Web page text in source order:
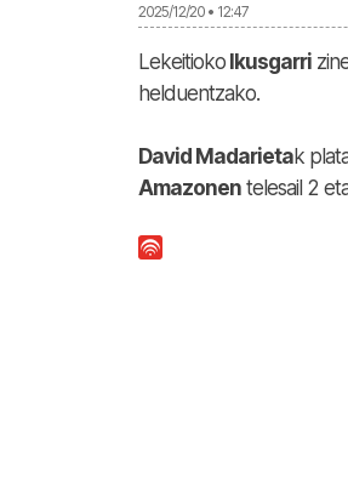
2025/12/20 • 12:47
Lekeitioko Ikusgarri
helduentzako.
David Madarietak
Amazonen telesail 2